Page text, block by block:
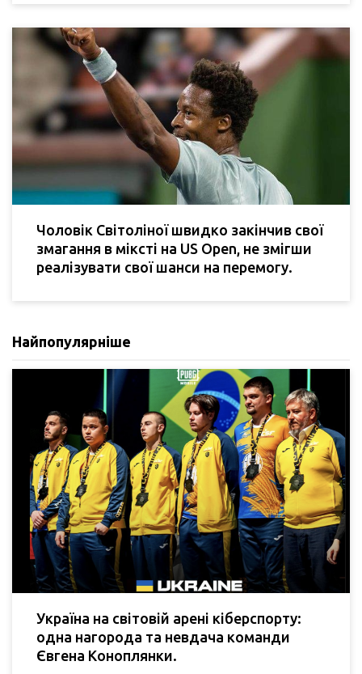
Чоловік Світоліної швидко закінчив свої
змагання в міксті на US Open, не змігши
реалізувати свої шанси на перемогу.
Найпопулярніше
Україна на світовій арені кіберспорту:
одна нагорода та невдача команди
Євгена Коноплянки.